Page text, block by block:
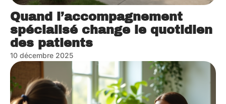
Quand l’accompagnement
spécialisé change le quotidien
des patients
10 décembre 2025